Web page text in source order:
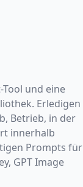
und eine
Erledigen
Betrieb, in der
innerhalb
Prompts für
GPT Image